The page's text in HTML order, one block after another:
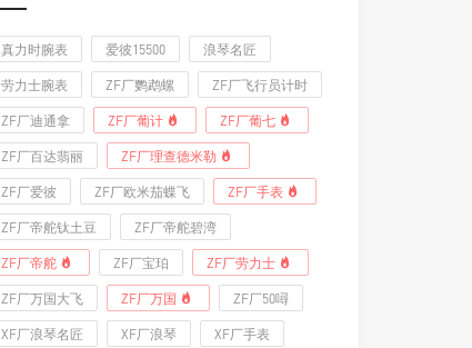
真力时腕表 爱彼15500 浪琴名匠
劳力士腕表 ZF厂鹦鹉螺 ZF厂飞行员计时
ZF厂迪通拿 ZF厂葡计 ZF厂葡七
ZF厂百达翡丽 ZF厂理查德米勒
ZF厂爱彼 ZF厂欧米茄蝶飞 ZF厂手表
ZF厂帝舵钛土豆 ZF厂帝舵碧湾
ZF厂帝舵 ZF厂宝珀 ZF厂劳力士
ZF厂万国大飞 ZF厂万国 ZF厂50噚
XF厂浪琴名匠 XF厂浪琴 XF厂手表